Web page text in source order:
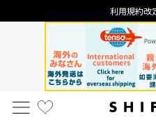
利用規約改